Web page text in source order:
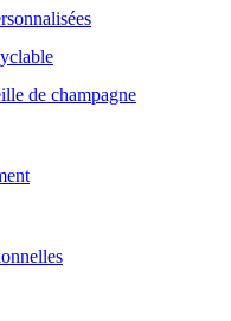
de champagne